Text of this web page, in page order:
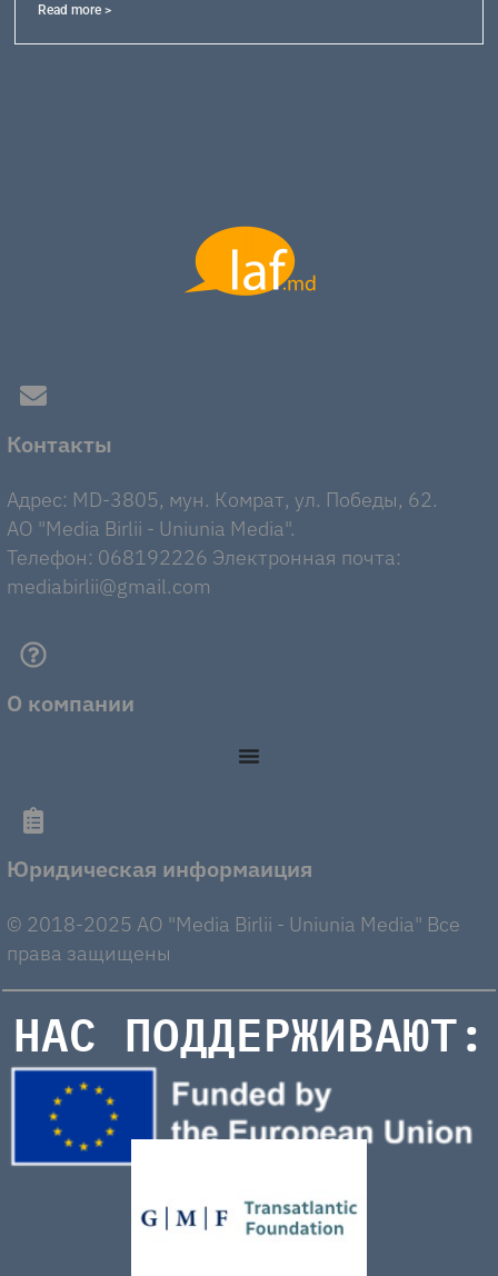
Read more >
Контакты
Адрес: MD-3805, мун. Комрат, ул. Победы, 62.
AO "Media Birlii - Uniunia Media".
Телефон: 068192226 Электронная почта:
mediabirlii@gmail.com
О компании
Юридическая информаиция
© 2018-2025 AO "Media Birlii - Uniunia Media" Все
права защищены
НАС ПОДДЕРЖИВАЮТ: